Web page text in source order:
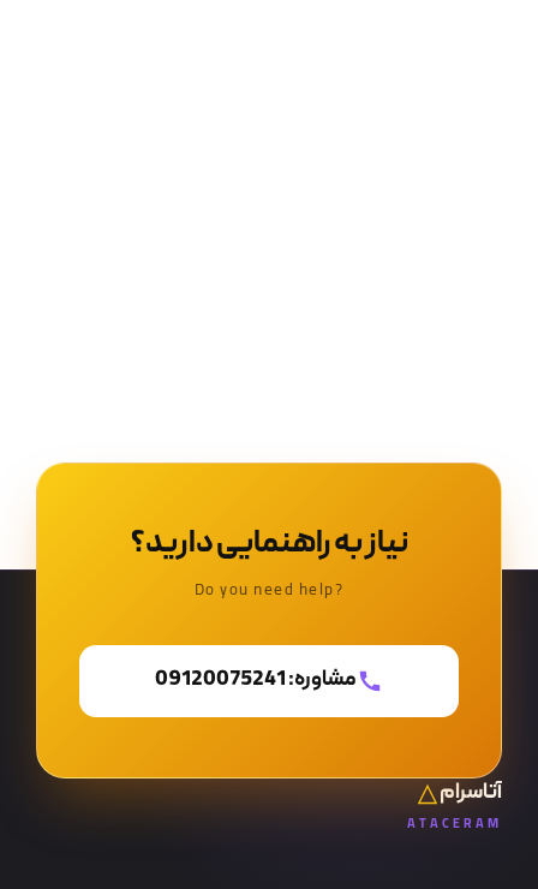
آتاسرام
ATACERAM
نیاز به راهنمایی دارید؟
?Do you need help
مشاوره: 09120075241